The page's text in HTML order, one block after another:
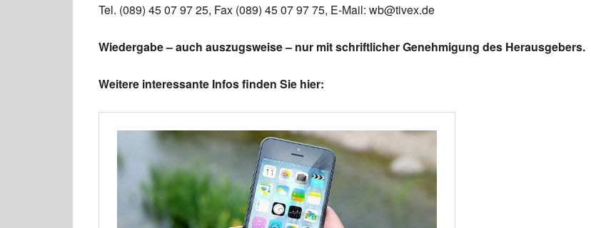
Tel. (089) 45 07 97 25, Fax (089) 45 07 97 75, E-Mail: wb@tivex.de
Wiedergabe – auch auszugsweise – nur mit schriftlicherGenehmigung des Herausgebers.
Weitere interessante Infos finden Sie hier: